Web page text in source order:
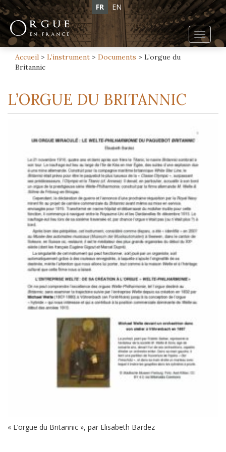
FR EN
Accueil > L’instrument > Documents > L’orgue du
Britannic
L’ORGUE DU BRITANNIC
« L’orgue du Britannic », par Elisabeth Bardez